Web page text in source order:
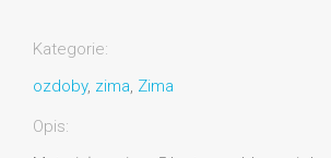
Kategorie:
ozdoby, zima, Zima
Opis: